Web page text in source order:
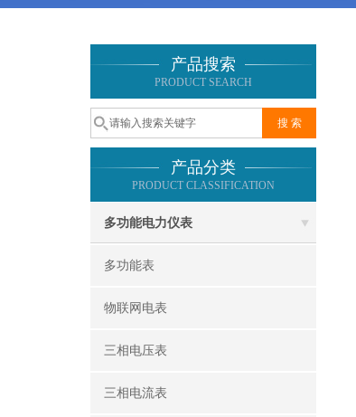
产品搜索
PRODUCT SEARCH
产品分类
PRODUCT CLASSIFICATION
多功能电力仪表
多功能表
物联网电表
三相电压表
三相电流表